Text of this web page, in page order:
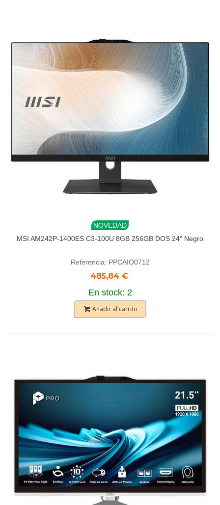
NOVEDAD
MSI AM242P-1400ES C3-100U 8GB 256GB DOS 24" Negro
Referencia: PPCAIO0712
485,84 €
En stock: 2
Añadir al carrito